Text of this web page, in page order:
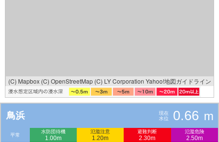
(C) Mapbox (C) OpenStreetMap (C) LY Corporation Yahoo!地図ガイドライン
鳥浜
現在
水位
0.66 m
平常
水防団待機
1.00m
氾濫注意
1.20m
避難判断
2.30m
氾濫危険
2.50m